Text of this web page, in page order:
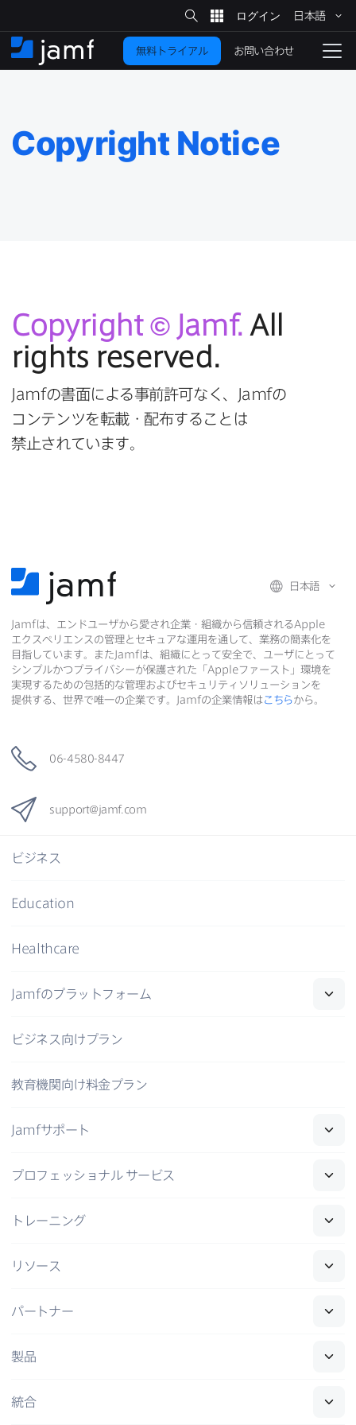
イ
ン
コ
ツ
に
サ
イ
ト
検
索
日本語
ホ
ー
ナ
無料トライアル お問い合わせ
Copyright Notice
Copyright ©Jamf. All
rights reserved.
Jamfの​書面に​よる​事前許可なく、 Jamfの​
コンテンツを​転載・配布する​ことは​
禁止されています。
日本語
Jamfは、​エンドユーザから​愛され企業・組織から​信頼されるApple
エクスペリエンスの​管理と​セキュアな​運用を​通して、​業務の​簡素化を​
目指しています。​また Jamfは、​組織に​とって​安全で、​ユーザに​とって​
シンプルかつプライバシーが​保護された​「 Appleファースト」環境を​
実現する​ための​包括的な​管理および​セキュリティソリューションを​
提供する、​世界で​唯一の​企業です。
Jamfの​企業情報はこちらから。
06-4580-8447
support@jamf. com
ビジネス
Education
Healthcare
Jamfの​プラットフォーム
ビジネス向けプラン
教育機関向け料金プラン
Jamfサポート
プロフェッショナル サービス
トレーニング
リソース
パートナー
製品
統合